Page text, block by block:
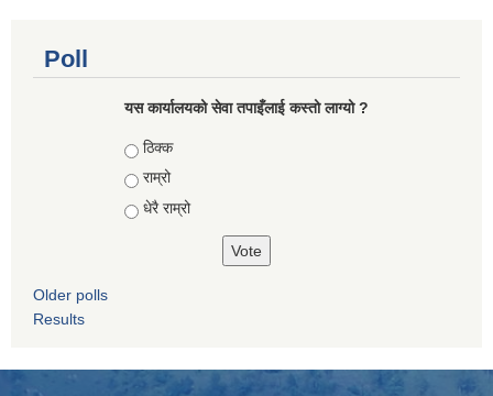
Poll
यस कार्यालयको सेवा तपाइँलाई कस्तो लाग्यो ?
Choices
ठिक्क
राम्रो
धेरै राम्रो
Older polls
Results